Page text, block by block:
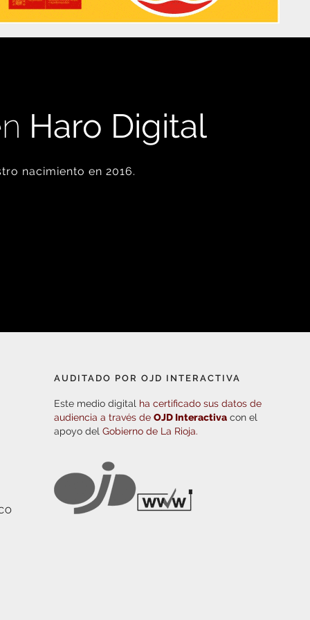
Haro Digital
nacimiento en 2016.
AUDITADO POR OJD INTERACTIVA
Este medio digital ha certificado sus datos de
audiencia a través deOJD Interactiva con el
apoyo delGobierno de La Rioja.